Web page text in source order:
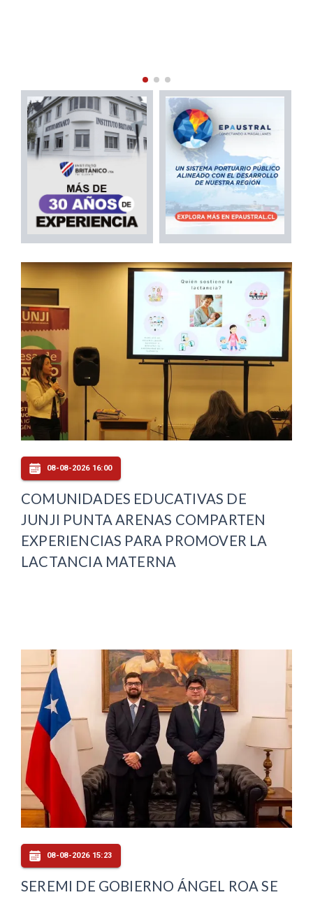
08-08-2026 16:00
COMUNIDADES EDUCATIVAS DE
JUNJI PUNTA ARENAS COMPARTEN
EXPERIENCIAS PARA PROMOVER LA
LACTANCIA MATERNA
08-08-2026 15:23
SEREMI DE GOBIERNO ÁNGEL ROA SE